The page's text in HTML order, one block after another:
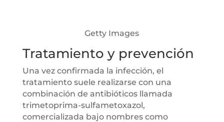
Getty Images
Tratamiento y prevención
Una vez confirmada la infección, el
tratamiento suele realizarse con una
combinación de antibióticos llamada
trimetoprima-sulfametoxazol,
comercializada bajo nombres como